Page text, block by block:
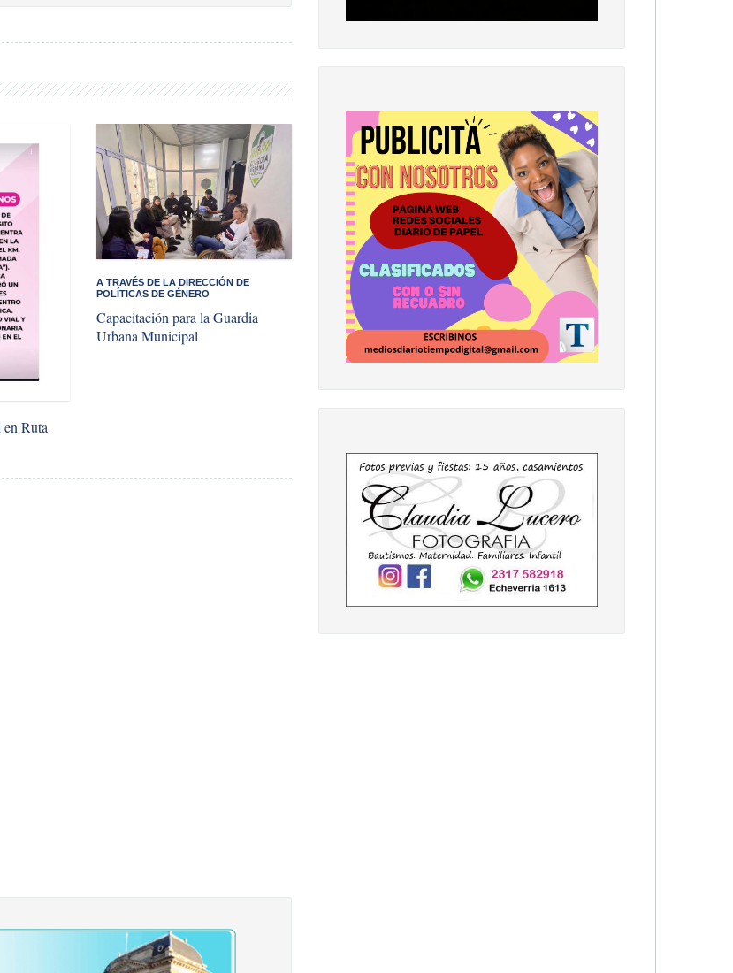
Ruta
A TRAVÉS DE LA DIRECCIÓN DE
POLÍTICAS DE GÉNERO
Capacitación para la Guardia
Urbana Municipal